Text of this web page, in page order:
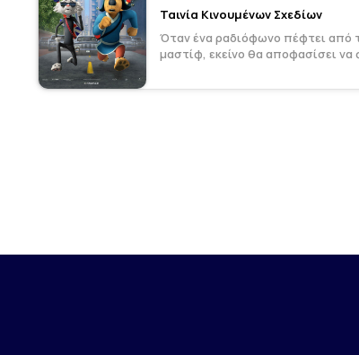
Ταινία Κινουμένων Σχεδίων
Όταν ένα ραδιόφωνο πέφτει από
μαστίφ, εκείνο θα αποφασίσει να